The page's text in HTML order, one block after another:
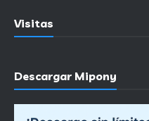
Visitas
Descargar Mipony